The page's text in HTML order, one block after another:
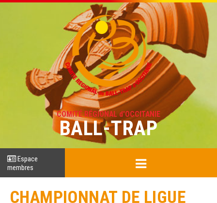
COMITÉ RÉGIONAL d'OCCITANIE
BALL-TRAP
Espace
membres
CHAMPIONNAT DE LIGUE